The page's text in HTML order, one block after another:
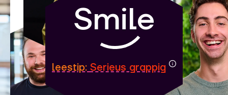
Smile
leestip: Serieus grappig